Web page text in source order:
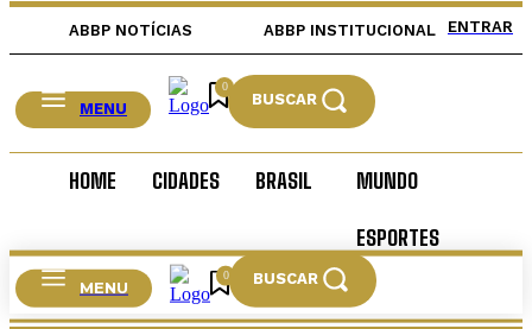
ABBP NOTÍCIAS ABBP INSTITUCIONAL ENTRAR
MENU
0
BUSCAR
HOME CIDADES BRASIL MUNDO
ESPORTES
CULTURA
MENU
0 BUSCAR